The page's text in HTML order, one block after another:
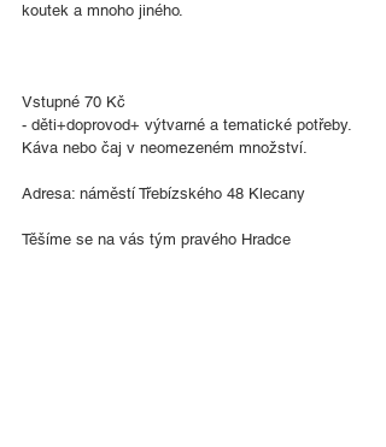
koutek a mnoho jiného.
Vstupné 70 Kč
- děti+doprovod+ výtvarné a tematické potřeby.
Káva nebo čaj v neomezeném množství.
Adresa: náměstí Třebízského 48 Klecany
Těšíme se na vás tým pravého Hradce